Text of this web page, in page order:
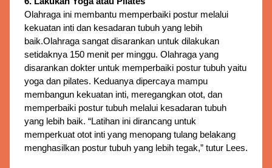
Olahraga ini membantu memperbaiki postur melalui
kekuatan inti dan kesadaran tubuh yang lebih
baik.Olahraga sangat disarankan untuk dilakukan
setidaknya 150 menit per minggu. Olahraga yang
disarankan dokter untuk memperbaiki postur tubuh yaitu
yoga dan pilates. Keduanya dipercaya mampu
membangun kekuatan inti, meregangkan otot, dan
memperbaiki postur tubuh melalui kesadaran tubuh
yang lebih baik. “Latihan ini dirancang untuk
memperkuat otot inti yang menopang tulang belakang
menghasilkan postur tubuh yang lebih tegak,” tutur Lees.